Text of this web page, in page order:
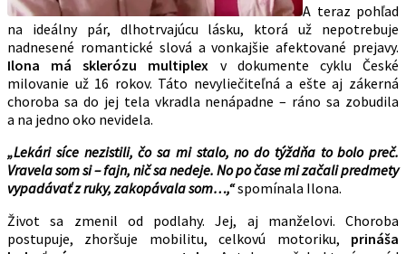
A teraz pohľad
na ideálny pár, dlhotrvajúcu lásku, ktorá už nepotrebuje
nadnesené romantické slová a vonkajšie afektované prejavy.
Ilona má sklerózu multiplex v dokumente cyklu České
milovanie už 16 rokov. Táto nevyliečiteľná a ešte aj zákerná
choroba sa do jej tela vkradla nenápadne – ráno sa zobudila
a na jedno oko nevidela.
„Lekári síce nezistili, čo sa mi stalo, no do týždňa to bolo preč.
Vravela som si – fajn, nič sa nedeje. No po čase mi začali predmety
vypadávať z ruky, zakopávala som…,“spomínala Ilona.
Život sa zmenil od podlahy. Jej, aj manželovi. Choroba
postupuje, zhoršuje mobilitu, celkovú motoriku, prináša